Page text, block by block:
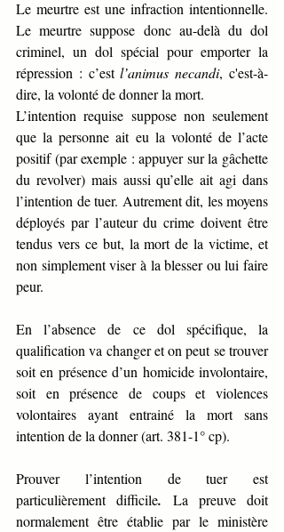
Le meurtre est une infraction intentionnelle.
Le meurtre suppose donc au-delà du dol
criminel, un dol spécial pour emporter la
répression : c’est l’animus necandi, c'est-à-
dire, la volonté de donner la mort.
L’intention requise suppose non seulement
que la personne ait eu la volonté de l’acte
positif (par exemple : appuyer sur la gâchette
du revolver) mais aussi qu’elle ait agi dans
l’intention de tuer. Autrement dit, les moyens
déployés par l’auteur du crime doivent être
tendus vers ce but, la mort de la victime, et
non simplement viser à la blesser ou lui faire
peur.
En l’absence de ce dol spécifique, la
qualification va changer et on peut se trouver
soit en présence d’un homicide involontaire,
soit en présence de coups et violences
volontaires ayant entrainé la mort sans
intention de la donner (art. 381-1° cp).
Prouver l’intention de tuer est
particulièrement difficile. La preuve doit
normalement être établie par le ministère